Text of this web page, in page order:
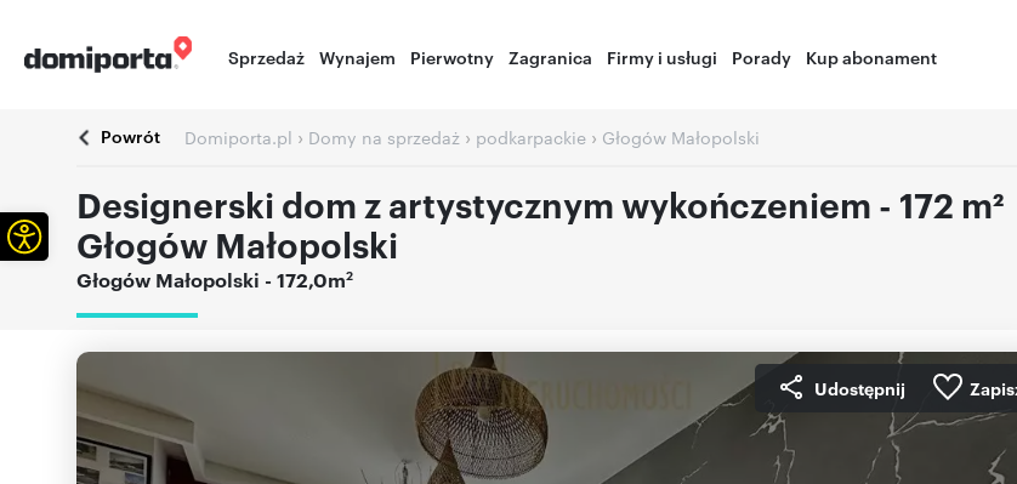
Sprzedaż Wynajem Pierwotny Zagranica Firmy i usługi Porady Kup abonament
Powrót Domiporta.pl › Domy na sprzedaż › podkarpackie › Głogów Małopolski
Designerski dom z artystycznym wykończeniem - 172 m²
Głogów Małopolski
Głogów Małopolski - 172,0m2
Udostępnij
Otwórz pasek narzędzi